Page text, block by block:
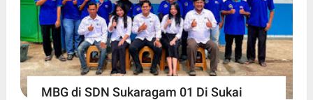
MBG di SDN Sukaragam 01 Di Sukai